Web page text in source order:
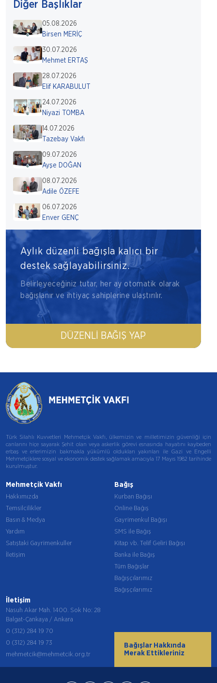
Diğer Başlıklar
05.08.2026
Birsen MERİÇ
30.07.2026
Mehmet ERTAŞ
28.07.2026
Elif KARABULUT
24.07.2026
Niyazi TOMBA
14.07.2026
Tazebay Vakfı
09.07.2026
Ayşe DOĞAN
08.07.2026
Adile ÖZEFE
06.07.2026
Enver GENÇ
Aylık düzenli bağışla kalıcı bir
destek sağlayabilirsiniz.
Belirleyeceğiniz tutar, her ay otomatik olarak
bağışlanır ve ihtiyaç sahiplerine ulaştırılır.
DÜZENLI BAĞIŞ YAP
Türk Silahlı Kuvvetleri Mehmetçik Vakfı, ülkemizin ve milletimizin güvenliği için
canlarını hiçe sayarak Şehit olan veya askerlik görevi esnasında hayatını kaybeden
erbaş ve erlerimizin bakmakla yükümlü oldukları yakınları ile Gazi ve Engelli
Mehmetçiklere sosyal ve ekonomik destek sağlamak amacıyla 17 Mayıs 1982 tarihinde
kurulmuştur.
Mehmetçik Vakfı
Hakkımızda
Temsilcilikler
Basın & Medya
Yardım
Satıştaki Gayrimenkuller
İletişim
Bağış
Kurban Bağışı
Online Bağış
Gayrimenkul Bağışı
SMS ile Bağış
Kitap vb. Telif Geliri Bağışı
Banka ile Bağış
Tüm Bağışlar
Bağışçılarımız
Bağışçılarımız
İletişim
Nasuh Akar Mah. 1400. Sok No: 28
Balgat-Çankaya / Ankara
0 (312) 284 19 70
0 (312) 284 19 73
mehmetcik@mehmetcik.org.tr
Bağışlar Hakkında
Merak Ettikleriniz